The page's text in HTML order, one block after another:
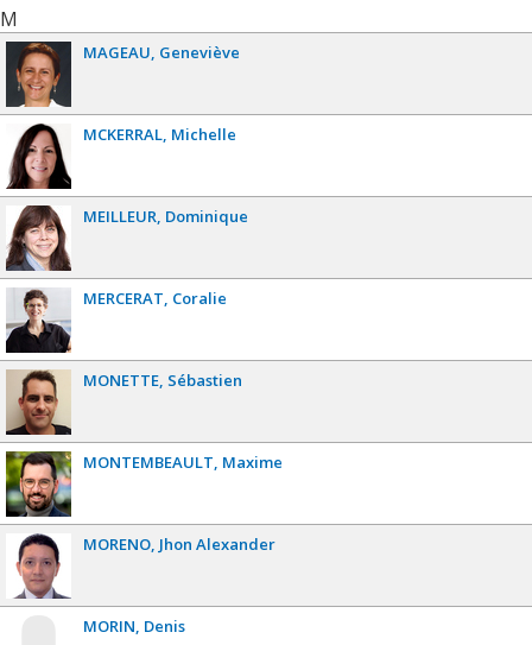
M
MAGEAU Geneviève
MCKERRAL Michelle
MEILLEUR Dominique
MERCERAT Coralie
MONETTE Sébastien
MONTEMBEAULT Maxime
MORENO Jhon Alexander
MORIN Denis